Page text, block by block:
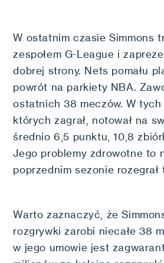
W ostatnim czasie Simmons
zespołem G-League i
dobrej strony. Nets pomału
powrót na parkiety NBA.
ostatnich 38 meczów. W
których zagrał, notował na
średnio 6,5 punktu, 10,8
Jego problemy zdrowotne to
poprzednim sezonie
Warto zaznaczyć, że
rozgrywki zarobi niecałe 38
w jego umowie jest